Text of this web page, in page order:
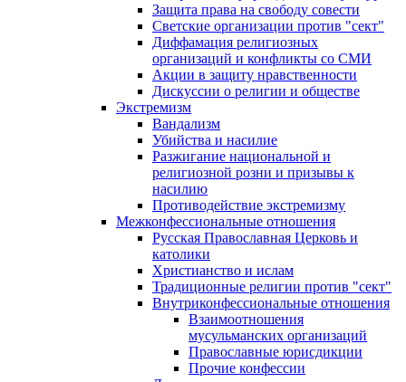
Защита права на свободу совести
Светские организации против "сект"
Диффамация религиозных
организаций и конфликты со СМИ
Акции в защиту нравственности
Дискуссии о религии и обществе
Экстремизм
Вандализм
Убийства и насилие
Разжигание национальной и
религиозной розни и призывы к
насилию
Противодействие экстремизму
Межконфессиональные отношения
Русская Православная Церковь и
католики
Христианство и ислам
Традиционные религии против "сект"
Внутриконфессиональные отношения
Взаимоотношения
мусульманских организаций
Православные юрисдикции
Прочие конфессии